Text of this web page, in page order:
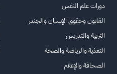
دورات علم النفس
القانون وحقوق الإنسان والجندر
التربية والتدريس
التغذية والرياضة والصحة
الصحافة والإعلام